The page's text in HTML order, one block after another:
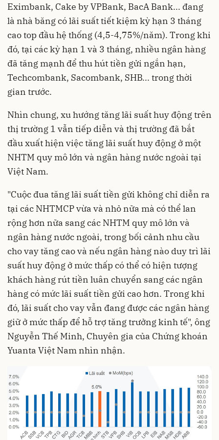
Eximbank, Cake by VPBank, BacA Bank... đang
là nhà băng có lãi suất tiết kiệm kỳ hạn 3 tháng
cao top đầu hệ thống (4,5-4,75%/năm). Trong khi
đó, tại các kỳ hạn 1 và 3 tháng, nhiều ngân hàng
đã tăng mạnh để thu hút tiền gửi ngắn hạn,
Techcombank, Sacombank, SHB... trong thời
gian trước.
Nhìn chung, xu hướng tăng lãi suất huy động trên
thị trường 1 vẫn tiếp diễn và thị trường đã bắt
đầu xuất hiện việc tăng lãi suất huy động ở một
NHTM quy mô lớn và ngân hàng nước ngoài tại
Việt Nam.
"Cuộc đua tăng lãi suất tiền gửi không chỉ diễn ra
tại các NHTMCP vừa và nhỏ nữa mà có thể lan
rộng hơn nữa sang các NHTM quy mô lớn và
ngân hàng nước ngoài, trong bối cảnh nhu cầu
cho vay tăng cao và nếu ngân hàng nào duy trì lãi
suất huy động ở mức thấp có thể có hiện tượng
khách hàng rút tiền luân chuyển sang các ngân
hàng có mức lãi suất tiền gửi cao hơn. Trong khi
đó, lãi suất cho vay vẫn đang được các ngân hàng
giữ ở mức thấp để hỗ trợ tăng trưởng kinh tế", ông
Nguyễn Thế Minh, Chuyên gia của Chứng khoán
Yuanta Việt Nam nhìn nhận.